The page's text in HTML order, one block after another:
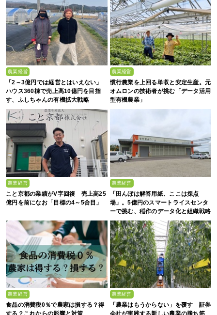
農業経営
「2～3億円では経営とはいえない」
ハウス360棟で売上高10億円を目指
す、ふしちゃんの有機拡大戦略
農業経営
慣行農業を上回る単収と安定生産。元
オムロンの技術者が挑む「データ活用
型有機農業」
農業経営
こと京都の業績がV字回復 売上高25
億円を前になお「目標の4～5合目」
農業経営
「田んぼは解答用紙、ここは採点
場」。5億円のスマートライスセンタ
ーで挑む、稲作のデータ化と組織戦略
農業経営
食品の消費税0％で農家は損する？得
農業経営
「農業はもうからない」を覆す 証券